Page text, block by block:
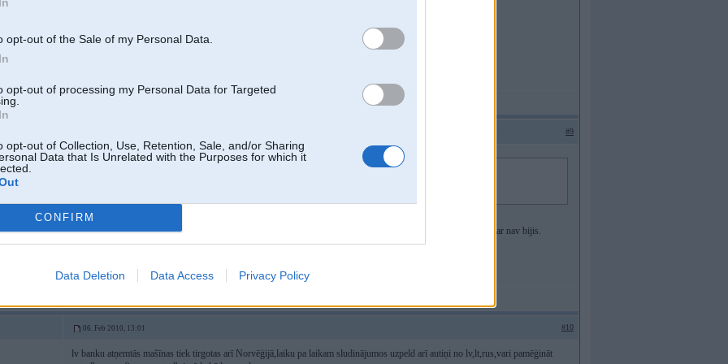
opt-out of the Sale of my Personal Data.
opt-out of processing my Personal Data for Targeted
opt-out of Collection, Use, Retention, Sale, and/or Sharing
Data that Is Unrelated with the Purposes for which it
CONFIRM
Data Deletion Data Access Privacy Policy
#9
+1 pie mums tiek tirgoti tikai daargi shroti. Viss labais jau vainu ir aizvests uz DE, vai neka laba pie mums vispar nav bijis.
06. Feb 2010, 13:01 #10
lv banku atņemtās mašīnas tiek tirgotas arī Norvēģijā,laiku pa laikam sludinājumos uzpeld arī autiņi no lv,lt,rus,vari pamēģināt